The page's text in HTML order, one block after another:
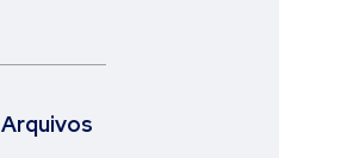
Arquivos